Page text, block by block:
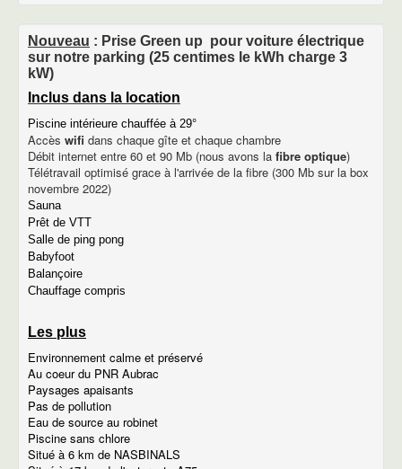
descriptif du gîte Aubrac
Descritif du gîte Bès
descriptif du gîte Puech
Photos de gîtes
Tarifs des gîtes
Disponibilité des gîtes
Le gîte de la place du village
Descriptif du gîte de la place du village
Extrait du catalogue gîte de France
Disponibilités
Photos du gîte de la place du village
Tarifs et disponibilités
Disponibilités
Venir à MARCHASTEL
Tourisme
Village de Marchastel
Photos du village
historique de Marchastel
Lieux touristiques
Nasbinals
Le village d'Aubrac
Laguiole
Le château de la Baume
Nouveau : Prise Green up pour voiture électrique
sur notre parking (25 centimes le kWh charge 3
kW)
Inclus dans la location
Piscine intérieure chauffée à 29°
Accès wifi dans chaque gîte et chaque chambre
Débit internet entre 60 et 90 Mb (nous avons la fibre optique)
Télétravail optimisé grace à l'arrivée de la fibre (300 Mb sur la box
novembre 2022)
Sauna
Prêt de VTT
Salle de ping pong
Babyfoot
Balançoire
Chauffage compris
Les plus
Environnement calme et préservé
Au coeur du PNR Aubrac
Paysages apaisants
Pas de pollution
Eau de source au robinet
Piscine sans chlore
Situé à 6 km de NASBINALS